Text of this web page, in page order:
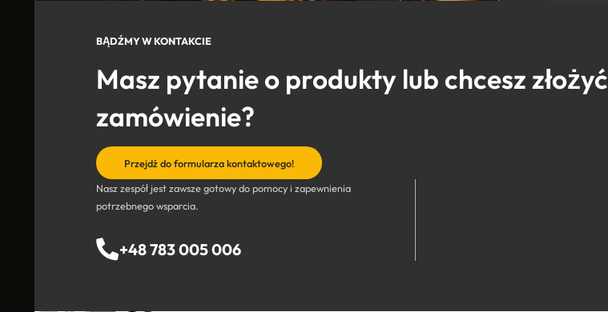
BĄDŹMY W KONTAKCIE
Masz pytanie o produkty lub chcesz złożyć
zamówienie?
Przejdź do formularza kontaktowego!
Nasz zespół jest zawsze gotowy do pomocy i zapewnienia
potrzebnego wsparcia.
+48 783 005 006